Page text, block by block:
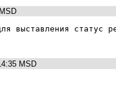
выставления статус
MSD